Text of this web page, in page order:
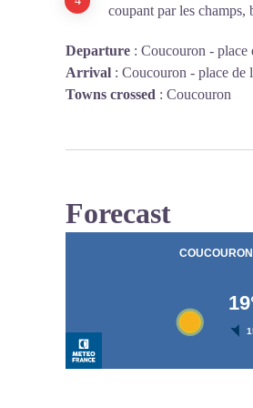
coupant par les champs,
Departure : Coucouron - place
Arrival : Coucouron - place de
Towns crossed : Coucouron
Forecast